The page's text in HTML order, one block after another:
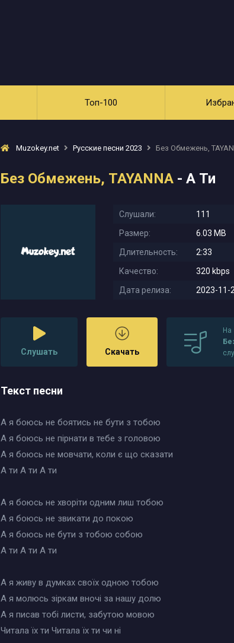
Топ-100
Muzokey.net Русские песни 2023 Без Обмежень,
Без Обмежень, TAYANNA - А Ти
Слушали:
111
Размер:
6.03 MB
Длительность:
2:33
Качество:
320 kbps
Дата релиза:
2023-11-
Слушать Скачать
На
Текст песни
А я боюсь не боятись не бути з тобою
А я боюсь не пірнати в тебе з головою
А я боюсь не мовчати, коли є що сказати
А ти А ти А ти
А я боюсь не хворіти одним лиш тобою
А я боюсь не звикати до покою
А я боюсь не бути з тобою собою
А ти А ти А ти
А я живу в думках своїх одною тобою
А я молюсь зіркам вночі за нашу долю
А я писав тобі листи, забутою мовою
Читала їх ти Читала їх ти чи ні